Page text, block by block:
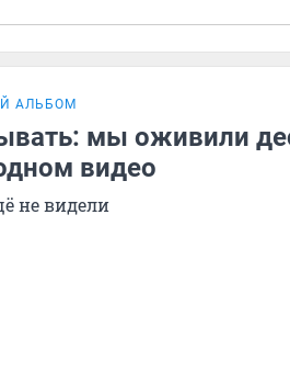
АЛЬБОМ
мы оживили
видео
не видели